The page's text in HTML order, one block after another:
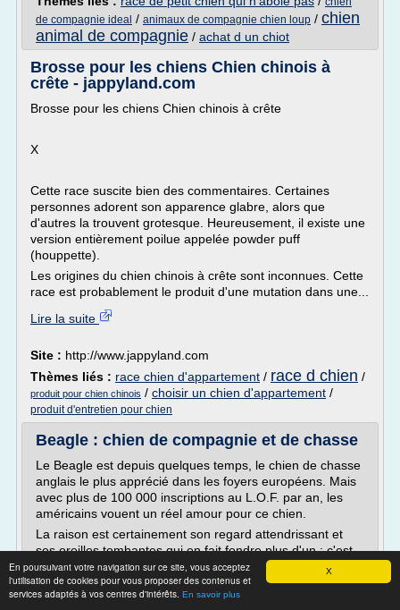
X
En poursuivant votre navigation sur ce site, vous acceptez
l'utilisation de cookies pour vous proposer des contenus et
services adaptés à vos centres d'intérêts. En savoir plus
de compagnie ideal / animaux de compagnie chien loup / chien
animal de compagnie / achat d un chiot
Brosse pour les chiens Chien chinois à
crête - jappyland.com
Brosse pour les chiens Chien chinois à crête
X
Cette race suscite bien des commentaires. Certaines
personnes adorent son apparence glabre, alors que
d'autres la trouvent grotesque. Heureusement, il existe une
version entièrement poilue appelée powder puff
(houppette).
Les origines du chien chinois à crête sont inconnues. Cette
race est probablement le produit d'une mutation dans une...
Lire la suite
Site : http://www.jappyland.com
Thèmes liés : race chien d'appartement / race d chien /
produit pour chien chinois / choisir un chien d'appartement /
produit d'entretien pour chien
Beagle : chien de compagnie et de chasse
Le Beagle est depuis quelques temps, le chien de chasse
anglais le plus apprécié dans les foyers européens. Mais
avec plus de 100 000 inscriptions au L.O.F. par an, les
américains vouent un réel amour pour ce chien.
La raison est certainement son regard attendrissant et
ses oreilles tombantes qui en fait fondre plus d'un : c'est
pour nous une des références dans les chiens de...
Lire la suite